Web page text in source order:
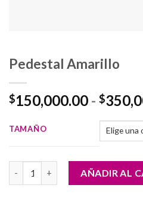
Pedestal Amarillo
$150,000.00 - $
TAMAÑO
Pedestal Amarillo cantidad
AÑADIR AL